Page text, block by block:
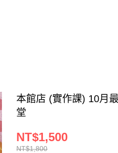
本館店 (實作課) 10月
堂
NT$1,800
NT$1,500